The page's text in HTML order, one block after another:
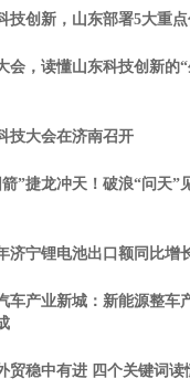
技创新，山东部署5大重
会，读懂山东科技创新的
技大会在济南召开
”捷龙冲天！破浪“问天”
济宁锂电池出口额同比增
车产业新城：新能源整车
贸稳中有进 四个关键词读